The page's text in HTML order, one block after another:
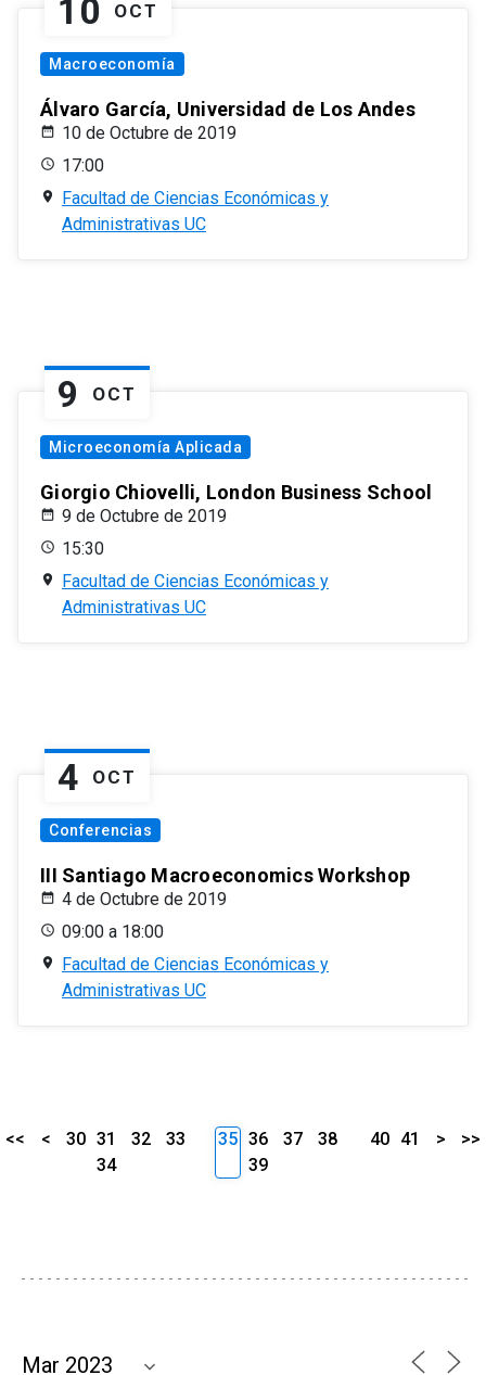
10 OCT
Macroeconomía
Álvaro García, Universidad de Los Andes
10 de Octubre de 2019
17:00
Facultad de Ciencias Económicas y
Administrativas UC
9 OCT
Microeconomía Aplicada
Giorgio Chiovelli, London Business School
9 de Octubre de 2019
15:30
Facultad de Ciencias Económicas y
Administrativas UC
4 OCT
Conferencias
III Santiago Macroeconomics Workshop
4 de Octubre de 2019
09:00 a 18:00
Facultad de Ciencias Económicas y
Administrativas UC
<< < 30 31 32
33
34
35 36 37
38
39
40 41 > >>